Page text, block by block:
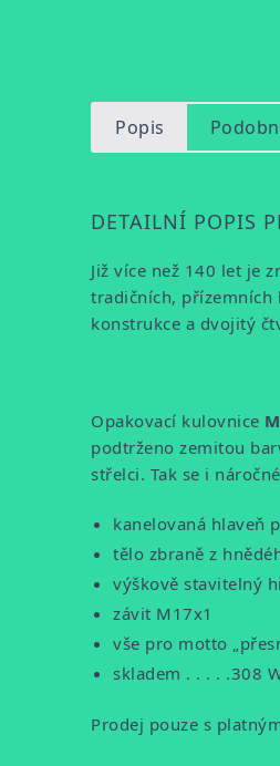
Popis
DETAILNÍ POPIS
Již více než 140 let je
tradičních, přízemních
konstrukce a dvojitý
Opakovací kulovnice
podtrženo zemitou
střelci. Tak se i
kanelovaná hlaveň
tělo zbraně z
výškově stavitelný
závit M17x1
vše pro motto
skladem . . . . .308
Prodej pouze s